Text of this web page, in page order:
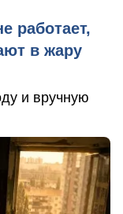
работает,
в жару
и вручную